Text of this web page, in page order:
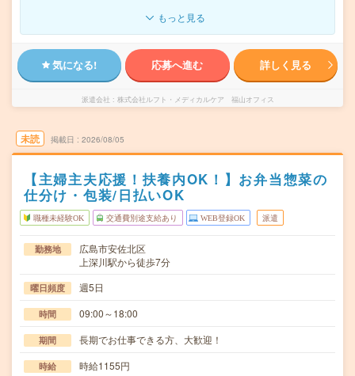
もっと見る
気になる! 応募へ進む 詳しく見る
派遣会社 株式会社ルフト・メディカルケア 福山オフィス
未読 掲載日 2026/08/05
【主婦主夫応援！扶養内OK！】お弁当惣菜の
仕分け・包装/日払いOK
職種未経験OK 交通費別途支給あり WEB登録OK 派遣
勤務地
広島市安佐北区
上深川駅から徒歩7分
曜日頻度 週5日
時間 09:00～18:00
期間 長期でお仕事できる方、大歓迎！
時給 時給1155円